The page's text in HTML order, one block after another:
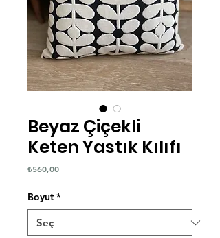
Beyaz Çiçekli
Keten Yastık Kılıfı
₺560,00Fiyat
Boyut *